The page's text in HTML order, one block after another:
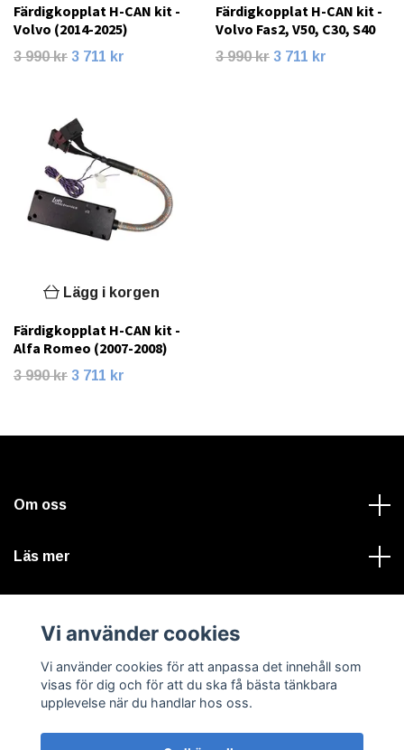
Färdigkopplat H-CAN kit -
Volvo (2014-2025)
3 990 kr 3 711 kr
Färdigkopplat H-CAN kit -
Volvo Fas2, V50, C30, S40
3 990 kr 3 711 kr
Lägg i korgen
Färdigkopplat H-CAN kit -
Alfa Romeo (2007-2008)
3 990 kr 3 711 kr
Om oss
Läs mer
© 2026 VALTERLIND A-traktorer, bilvårdsprodukter & tryck
Vi använder cookies
Vi använder cookies för att anpassa det innehåll som
visas för dig och för att du ska få bästa tänkbara
upplevelse när du handlar hos oss.